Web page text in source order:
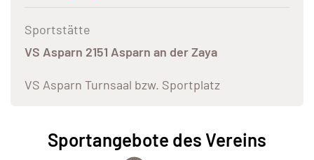
Sportstätte
VS Asparn 2151 Asparn an der Zaya
VS Asparn Turnsaal bzw. Sportplatz
Sportangebote des Vereins